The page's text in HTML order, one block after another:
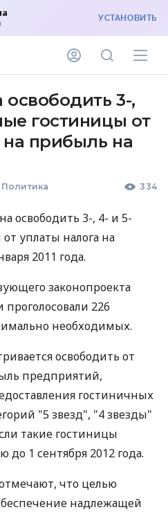
УСТАНОВИТЬ
3-,
гостиницы от
прибыль на
Политика 334
освободить 3-, 4- и 5-
уплаты налога на
2011 года.
законопроекта
226
необходимых.
освободить от
предприятий,
гостиничных
"5 звезд", "4 звезды"
такие гостиницы
до 1 сентября 2012 года.
что целью
надлежащей